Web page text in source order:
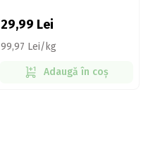
29,99 Lei
99,97 Lei/kg
Adaugă în coș